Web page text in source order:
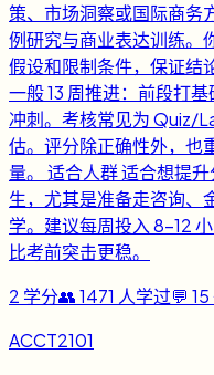
策、市场洞察或国际商务
例研究与商业表达训练。
假设和限制条件，保证结
一般 13 周推进：前段打
冲刺。考核常见为 Quiz/
估。评分除正确性外，也
量。 适合人群 适合想提
生，尤其是准备走咨询、
学。建议每周投入 8-12
比考前突击更稳。
2 学分👥1471 人学过💬 15
ACCT2101